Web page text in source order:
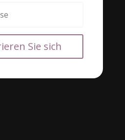
Sie sich